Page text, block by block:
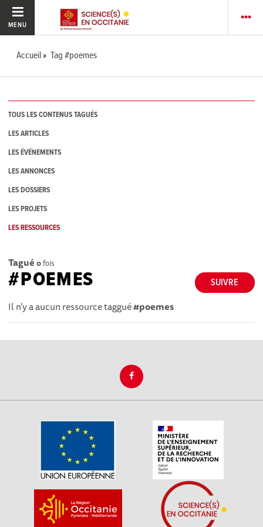
MENU
Accueil Tag #poemes
TOUS LES CONTENUS TAGUÉS
LES ARTICLES
LES ÉVÉNEMENTS
LES ANNONCES
LES DOSSIERS
LES PROJETS
LES RESSOURCES
Tagué 0fois
SUIVRE
#POEMES
Il n'y a aucun ressource taggué#poemes